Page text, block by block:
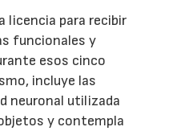
licencia para recibir
funcionales y
esos cinco
incluye las
neuronal utilizada
y contempla